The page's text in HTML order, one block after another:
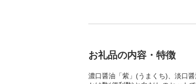
お礼品の内容・特徴
濃口醤油「紫」(うまくち)、淡口